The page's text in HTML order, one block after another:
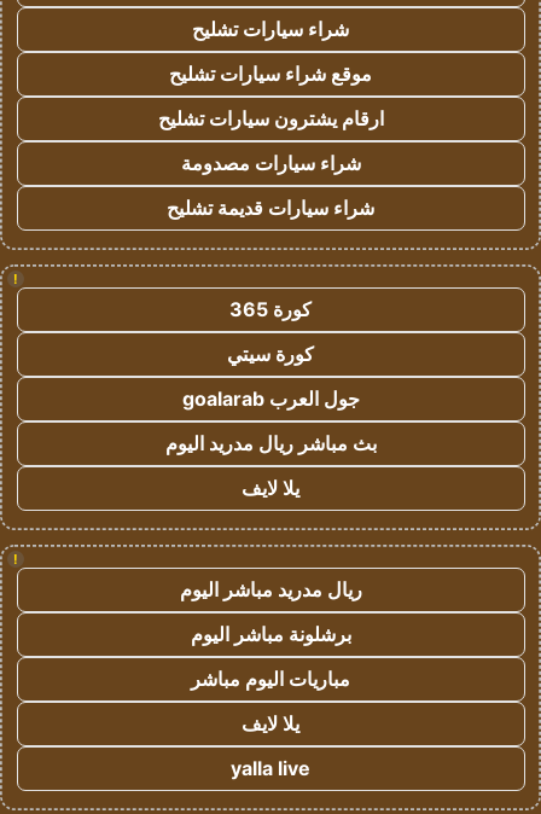
شراء سيارات تشليح
موقع شراء سيارات تشليح
ارقام يشترون سيارات تشليح
شراء سيارات مصدومة
شراء سيارات قديمة تشليح
!
كورة 365
كورة سيتي
جول العرب goalarab
بث مباشر ريال مدريد اليوم
يلا لايف
!
ريال مدريد مباشر اليوم
برشلونة مباشر اليوم
مباريات اليوم مباشر
يلا لايف
yalla live